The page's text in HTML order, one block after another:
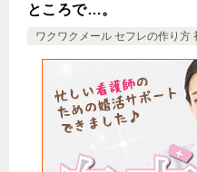
ところで…。
ワクワクメール セフレの作り方